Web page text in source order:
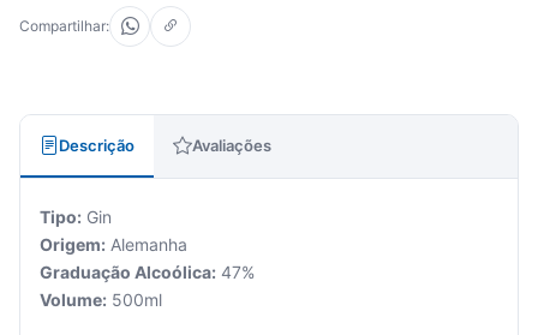
Compartilhar:
Descrição Avaliações
Tipo: Gin
Origem: Alemanha
Graduação Alcoólica: 47%
Volume: 500ml